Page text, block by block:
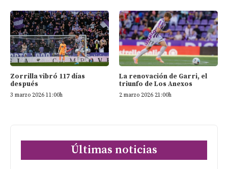
Zorrilla vibró 117 días
después
3 marzo 2026 11:00h
La renovación de Garri, el
triunfo de Los Anexos
2 marzo 2026 21:00h
Últimas noticias